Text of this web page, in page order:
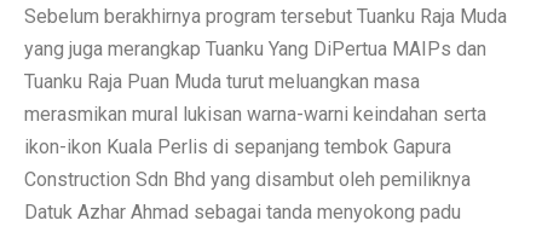
Sebelum berakhirnya program tersebut Tuanku Raja Muda
yang juga merangkap Tuanku Yang DiPertua MAIPs dan
Tuanku Raja Puan Muda turut meluangkan masa
merasmikan mural lukisan warna-warni keindahan serta
ikon-ikon Kuala Perlis di sepanjang tembok Gapura
Construction Sdn Bhd yang disambut oleh pemiliknya
Datuk Azhar Ahmad sebagai tanda menyokong padu